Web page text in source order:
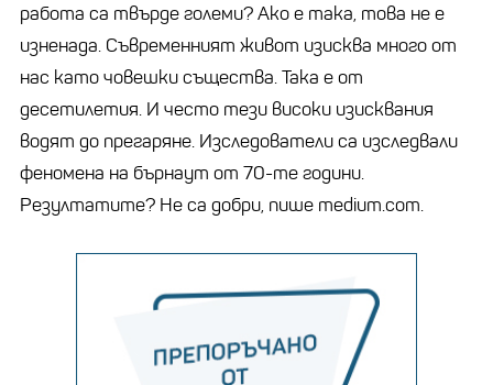
работа са твърде големи? Ако е така, това не е
изненада. Съвременният живот изисква много от
нас като човешки същества. Така е от
десетилетия. И често тези високи изисквания
водят до прегаряне. Изследователи са изследвали
феномена на бърнаут от 70-те години.
Резултатите? Не са добри, пише medium.com.